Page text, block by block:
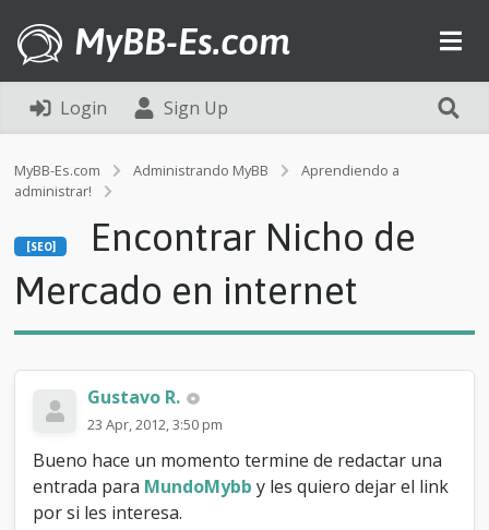
MyBB-Es.com
Login Sign Up
MyBB-Es.com Administrando MyBB
Aprendiendo a
administrar!
E
n
o
t
a
r
N
c
h
d
[SEO]
Encontrar Nicho de
Mercado en internet
Gustavo R.
23 Apr, 2012, 3:50 pm
Bueno hace un momento termine de redactar una
entrada para MundoMybb y les quiero dejar el link
por si les interesa.